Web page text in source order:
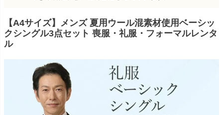
【A4サイズ】メンズ 夏用ウール混素材使用ベーシッ
クシングル3点セット 喪服・礼服・フォーマルレンタ
ル